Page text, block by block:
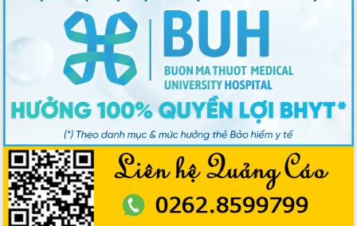
Chủ tịch UBND tỉnh Tạ Anh Tuấn thăm,
chúc mừng các bệnh viện nhân Ngày
Thầy thuốc Việt Nam
Rộn ràng lễ hội truyền thống Sông
nước Đà Nông lần thứ I năm 2026
Kỳ họp Chuyên đề lần thứ Năm, HĐND
tỉnh Đắk Lắk thông qua các nghị quyết
Thống nhất danh sách giới thiệu ứng
cử đại biểu Quốc hội khoá XVI và đại
biểu HĐND tỉnh Đắk Lắk, nhiệm kỳ
2026-2031
Phát động hai phong trào thi đua quan